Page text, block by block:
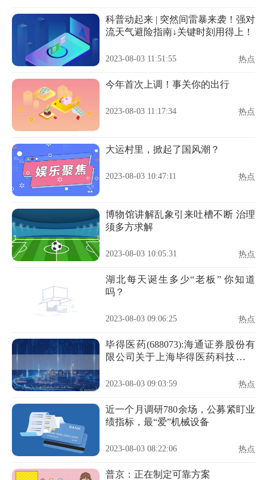
科普动起来 | 突然间雷暴来袭！强对
流天气避险指南↓关键时刻用得上！
2023-08-03 11:51:55 热点
今年首次上调！事关你的出行
2023-08-03 11:17:34 热点
大运村里，掀起了国风潮？
2023-08-03 10:47:11 热点
博物馆讲解乱象引来吐槽不断 治理
须多方求解
2023-08-03 10:05:31 热点
湖北每天诞生多少“老板” 你知道
吗？
2023-08-03 09:06:25 热点
毕得医药(688073):海通证券股份有
限公司关于上海毕得医药科技股份
关事项的核查意见
2023-08-03 09:03:59 热点
近一个月调研780余场，公募紧盯业
绩指标，最“爱”机械设备
2023-08-03 08:22:06 热点
普京：正在制定可靠方案